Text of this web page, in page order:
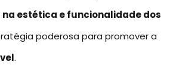
estética e funcionalidade dos
poderosa para promover a
.